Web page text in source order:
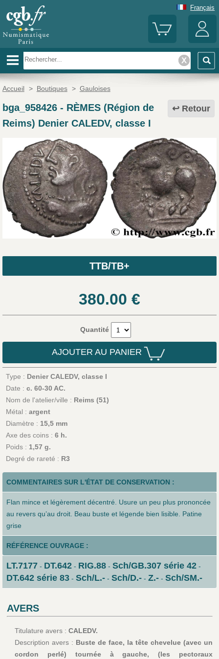
Français
Accueil > Boutiques > Gauloises
Retour
bga_958426- RÈMES (Région de
Reims) Denier CALEDV, classe I
TTB/TB+
380.00 €
Quantité
AJOUTER AU PANIER
Type : Denier CALEDV, classe I
Date : c. 60-30 AC.
Nom de l'atelier/ville : Reims (51)
Métal : argent
Diamètre : 15,5 mm
Axe des coins : 6 h.
Poids : 1,57 g.
Degré de rareté : R3
COMMENTAIRES SUR L'ÉTAT DE CONSERVATION :
Flan mince et légèrement décentré. Usure un peu plus prononcée
au revers qu’au droit. Beau buste et légende bien lisible. Patine
grise
RÉFÉRENCE OUVRAGE :
LT.7177- DT.642- RIG.88- Sch/GB.307 série 42-
DT.642 série 83- Sch/L.-- Sch/D.-- Z.-- Sch/SM.-
AVERS
Titulature avers : CALEDV.
Description avers : Buste de face, la tête chevelue (avec un
cordon perlé) tournée à gauche, (les pectoraux